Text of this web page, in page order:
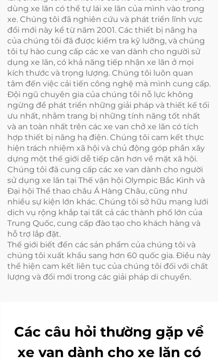
dùng xe lăn có thể tự lái xe lăn của mình vào trong
xe. Chúng tôi đã nghiên cứu và phát triển lĩnh vực
đổi mới này kể từ năm 2001. Các thiết bị nâng hạ
của chúng tôi đã được kiểm tra kỹ lưỡng, và chúng
tôi tự hào cung cấp các xe van dành cho người sử
dụng xe lăn, có khả năng tiếp nhận xe lăn ở mọi
kích thước và trọng lượng. Chúng tôi luôn quan
tâm đến việc cải tiến công nghệ mà mình cung cấp.
Đội ngũ chuyên gia của chúng tôi nỗ lực không
ngừng để phát triển những giải pháp và thiết kế tối
ưu nhất, nhằm trang bị những tính năng tốt nhất
và an toàn nhất trên các xe van chở xe lăn có tích
hợp thiết bị nâng hạ điện. Chúng tôi cam kết thực
hiện trách nhiệm xã hội và chủ động góp phần xây
dựng một thế giới dễ tiếp cận hơn về mặt xã hội.
Chúng tôi đã cung cấp các xe van dành cho người
sử dụng xe lăn tại Thế vận hội Olympic Bắc Kinh và
Đại hội Thể thao châu Á Hàng Châu, cũng như
nhiều sự kiện lớn khác. Chúng tôi sở hữu mạng lưới
dịch vụ rộng khắp tại tất cả các thành phố lớn của
Trung Quốc, cung cấp đào tạo cho khách hàng và
hỗ trợ lắp đặt.
Thế giới biết đến các sản phẩm của chúng tôi và
chúng tôi xuất khẩu sang hơn 60 quốc gia. Điều này
thể hiện cam kết liên tục của chúng tôi đối với chất
lượng và đổi mới trong các giải pháp di chuyển.
Các câu hỏi thường gặp về
xe van dành cho xe lăn có